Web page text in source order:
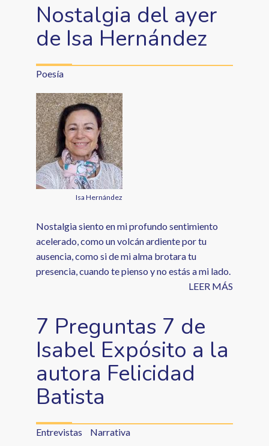
Nostalgia del ayer
de Isa Hernández
Poesía
Isa Hernández
Nostalgia siento en mi profundo sentimiento
acelerado, como un volcán ardiente por tu
ausencia, como si de mi alma brotara tu
presencia, cuando te pienso y no estás a mi lado.
LEER MÁS
7 Preguntas 7 de
Isabel Expósito a la
autora Felicidad
Batista
Entrevistas Narrativa